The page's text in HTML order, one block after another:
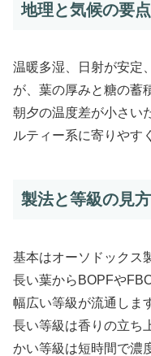
地理と気候の要点
温暖多湿、日射が安定
が、葉の厚みと糖の蓄
朝夕の温度差が小さい
ルティー系に寄りやす
製法と等級の見方
基本はオーソドックス
長い葉からBOPFや
幅広い等級が流通しま
長い等級は香りの立ち
かい等級は短時間で濃